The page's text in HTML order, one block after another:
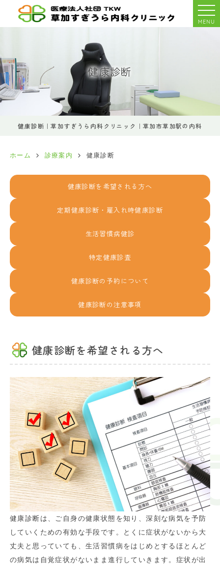
MENU
健康診断
健康診断｜草加すぎうら内科クリニック｜草加市草加駅の内科
ホーム 診療案内 健康診断
健康診断を希望される方へ
定期健康診断・雇入れ時健康診断
生活習慣病健診
特定健康診査
健康診断の予約について
健康診断の注意事項
健康診断を希望される方へ
健康診断は、ご自身の健康状態を知り、深刻な病気を予防
していくための有効な手段です。とくに症状がないから大
丈夫と思っていても、生活習慣病をはじめとするほとんど
の病気は自覚症状がないまま進行していきます。症状が出